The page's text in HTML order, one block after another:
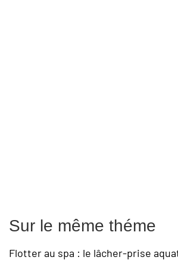
Sur le même théme
Flotter au spa : le lâcher-prise